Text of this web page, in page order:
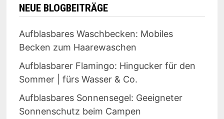
NEUE BLOGBEITRÄGE
Aufblasbares Waschbecken: Mobiles
Becken zum Haarewaschen
Aufblasbarer Flamingo: Hingucker für den
Sommer | fürs Wasser & Co.
Aufblasbares Sonnensegel: Geeigneter
Sonnenschutz beim Campen